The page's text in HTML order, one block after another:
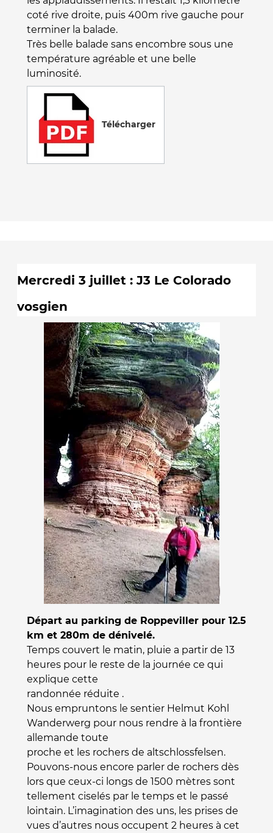
coté rive droite, puis 400m rive gauche pour
terminer la balade.
Très belle balade sans encombre sous une
température agréable et une belle
luminosité.
Télécharger
Mercredi 3 juillet : J3 Le Colorado
vosgien
Départ au parking de Roppeviller pour 12.5
km et 280m de dénivelé.
Temps couvert le matin, pluie a partir de 13
heures pour le reste de la journée ce qui
explique cette
randonnée réduite .
Nous empruntons le sentier Helmut Kohl
Wanderwerg pour nous rendre à la frontière
allemande toute
proche et les rochers de altschlossfelsen.
Pouvons-nous encore parler de rochers dès
lors que ceux-ci longs de 1500 mètres sont
tellement ciselés par le temps et le passé
lointain. L’imagination des uns, les prises de
vues d’autres nous occupent 2 heures à cet